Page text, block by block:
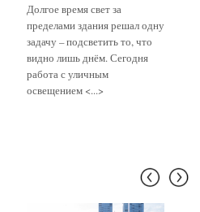
Долгое время свет за
пределами здания решал одну
задачу – подсветить то, что
видно лишь днём. Сегодня
работа с уличным
освещением <...>